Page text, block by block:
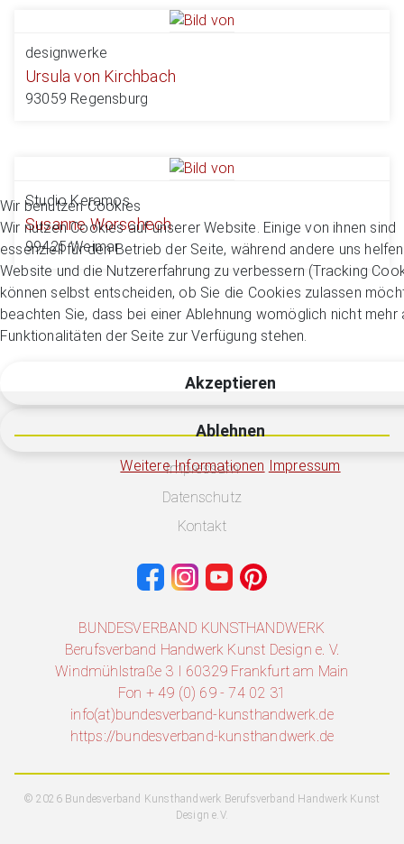
designwerke
Ursula von Kirchbach
93059 Regensburg
Studio Keramos
Susanne Worschech
99425 Weimar
Impressum
Datenschutz
Kontakt
BUNDESVERBAND KUNSTHANDWERK
Berufsverband Handwerk Kunst Design e. V.
Windmühlstraße 3 I 60329 Frankfurt am Main
Fon + 49 (0) 69 - 74 02 31
info(at)bundesverband-kunsthandwerk.de
https://bundesverband-kunsthandwerk.de
© 2026 Bundesverband Kunsthandwerk Berufsverband Handwerk Kunst
Design e.V.
Wir benutzen Cookies
Wir nutzen Cookies auf unserer Website. Einige von ihnen sind
essenziell für den Betrieb der Seite, während andere uns
Website und die Nutzererfahrung zu verbessern (Tracking
können selbst entscheiden, ob Sie die Cookies zulassen
beachten Sie, dass bei einer Ablehnung womöglich nicht mehr
Funktionalitäten der Seite zur Verfügung stehen.
Akzeptieren
Ablehnen
Weitere Informationen Impressum